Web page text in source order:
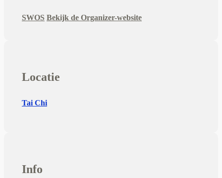
SWOS Bekijk de Organizer-website
Locatie
Tai Chi
Info